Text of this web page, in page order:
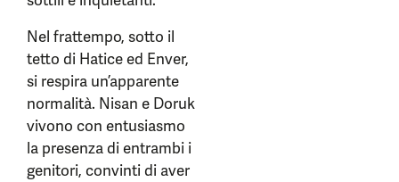
Nel frattempo, sotto il
tetto di Hatice ed Enver,
si respira un’apparente
normalità. Nisan e Doruk
vivono con entusiasmo
la presenza di entrambi i
genitori, convinti di aver